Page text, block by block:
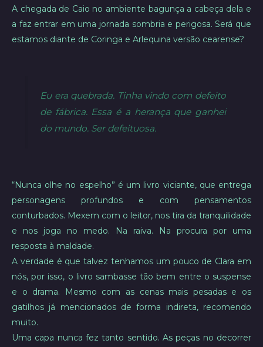
A chegada de Caio no ambiente bagunça a cabeça dela e
a faz entrar em uma jornada sombria e perigosa. Será que
estamos diante de Coringa e Arlequina versão cearense?
Eu era quebrada. Tinha vindo com defeito
de fábrica. Essa é a herança que ganhei
do mundo. Ser defeituosa.
“Nunca olhe no espelho” é um livro viciante, que entrega
personagens profundos e com pensamentos
conturbados. Mexem com o leitor, nos tira da tranquilidade
e nos joga no medo. Na raiva. Na procura por uma
resposta à maldade.
A verdade é que talvez tenhamos um pouco de Clara em
nós, por isso, o livro sambasse tão bem entre o suspense
e o drama. Mesmo com as cenas mais pesadas e os
gatilhos já mencionados de forma indireta, recomendo
muito.
Uma capa nunca fez tanto sentido. As peças no decorrer